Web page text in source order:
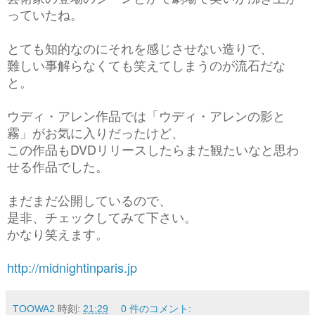
っていたね。
とても知的なのにそれを感じさせない造りで、
難しい事解らなくても笑えてしまうのが流石だな
と。
ウディ・アレン作品では「ウディ・アレンの影と
霧」がお気に入りだったけど、
この作品もDVDリリースしたらまた観たいなと思わ
せる作品でした。
まだまだ公開しているので、
是非、チェックしてみて下さい。
かなり笑えます。
http://midnightinparis.jp
TOOWA2 時刻: 21:29 0 件のコメント: